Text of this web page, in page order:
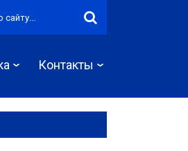
Контакты